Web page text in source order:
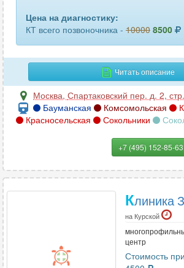
сердца
средостения
стопы или кисти
тазобедренного сустава
Цена на диагностику:
КТ всего позвоночника - 10000 8500
Читать описание
Москва, Спартаковский пер. д. 2,
Бауманская
Комсомольская
Красносельская
Сокольники
+7 (495) 152-85-63
Клиника
на Курской
центр
Стоимость